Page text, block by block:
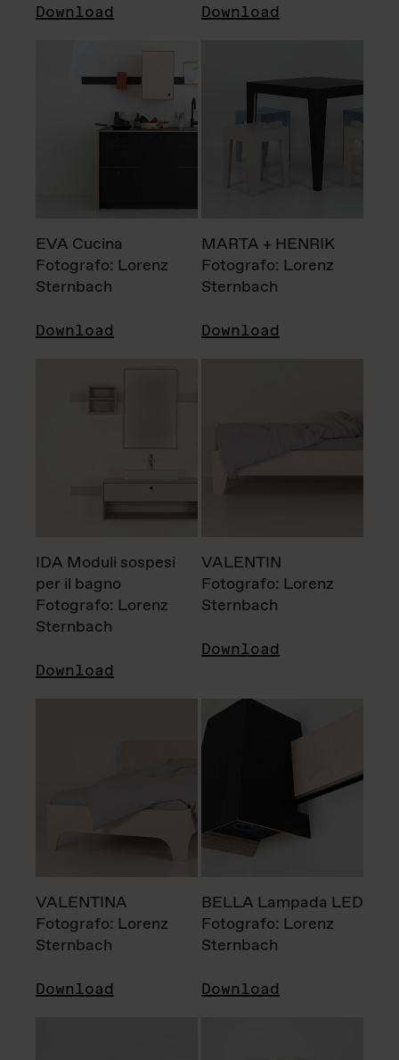
Download Download
EVA Cucina
Fotografo: Lorenz
Sternbach
Download
MARTA + HENRIK
Fotografo: Lorenz
Sternbach
Download
IDA Moduli sospesi
per il bagno
Fotografo: Lorenz
Sternbach
Download
VALENTIN
Fotografo: Lorenz
Sternbach
Download
VALENTINA
Fotografo: Lorenz
Sternbach
Download
BELLA Lampada LED
Fotografo: Lorenz
Sternbach
Download